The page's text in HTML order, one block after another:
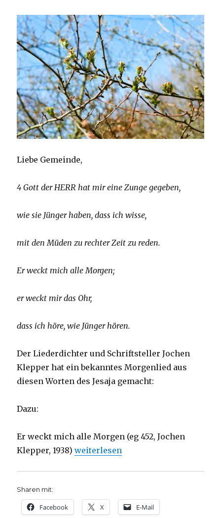
Liebe Gemeinde,
4 Gott der HERR hat mir eine Zunge gegeben,
wie sie Jünger haben, dass ich wisse,
mit den Müden zu rechter Zeit zu reden.
Er weckt mich alle Morgen;
er weckt mir das Ohr,
dass ich höre, wie Jünger hören.
Der Liederdichter und Schriftsteller Jochen
Klepper hat ein bekanntes Morgenlied aus
diesen Worten des Jesaja gemacht:
Dazu:
Er weckt mich alle Morgen (eg 452, Jochen
Klepper, 1938)„Predigt über Jesaja 50, Christoph
weiterlesen
Sharen mit:
Facebook X E-Mail